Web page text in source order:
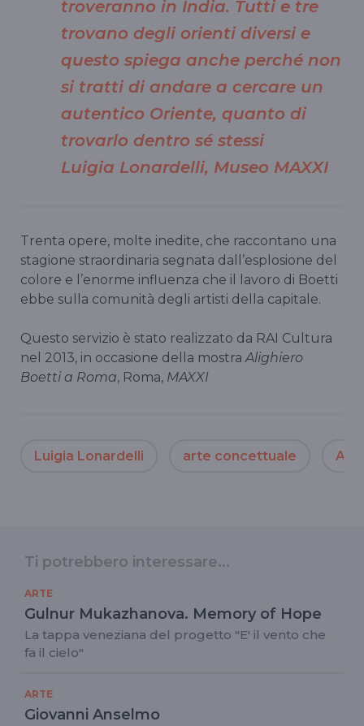
troveranno in India. Tutti e tre
trovano degli orienti diversi e
questo spiega anche perché non
si tratti di andare a cercare un
autentico Oriente, quanto di
trovarlo dentro sé stessi
Luigia Lonardelli, Museo MAXXI
Trenta opere, molte inedite, che raccontano una
stagione straordinaria segnata dall’esplosione del
colore e l’enorme influenza che il lavoro di Boetti
ebbe sulla comunità degli artisti della capitale.
Questo servizio è stato realizzato da RAI Cultura
nel 2013, in occasione della mostraAlighiero
Boetti a Roma, Roma, MAXXI
Luigia Lonardelli arte concettuale
Ti potrebbero interessare...
ARTE
Gulnur Mukazhanova. Memory of Hope
La tappa veneziana del progetto "E' il vento che
fa il cielo"
ARTE
Giovanni Anselmo